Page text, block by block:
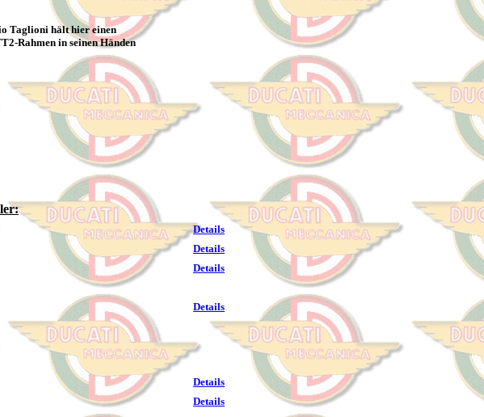
Taglioni hält hier einen
Rahmen in seinen Händen
Details
Details
Details
Details
Details
Details